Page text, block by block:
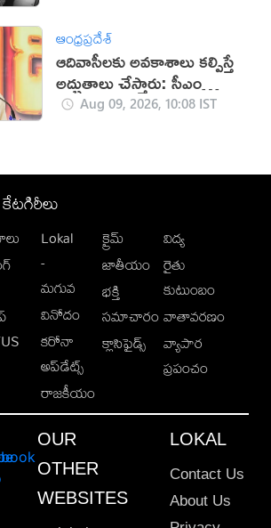
ఆంధ్రప్రదేశ్
ఆదివాసీలకు అవకాశాలు కల్పిస్తే
అద్భుతాలు చేస్తారు: సీఎం
చంద్రబాబు
Aug 09, 2026, 10:08 IST
Lokal
-
మగువ
వినోదం
కరోనా
అప్‌డేట్స్
రాజకీయం
క్రైమ్
జాతీయం
భక్తి
సమాచారం
క్లాసిఫైడ్స్
విద్య
రైతు
కుటుంబం
వాతావరణం
వ్యాపార
ప్రపంచం
OUR
OTHER
WEBSITES
LOKAL
Contact Us
About Us